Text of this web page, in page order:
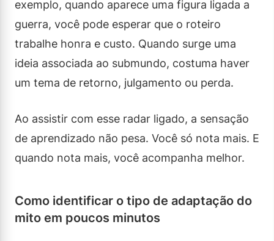
exemplo, quando aparece uma figura ligada a
guerra, você pode esperar que o roteiro
trabalhe honra e custo. Quando surge uma
ideia associada ao submundo, costuma haver
um tema de retorno, julgamento ou perda.
Ao assistir com esse radar ligado, a sensação
de aprendizado não pesa. Você só nota mais. E
quando nota mais, você acompanha melhor.
Como identificar o tipo de adaptação do
mito em poucos minutos